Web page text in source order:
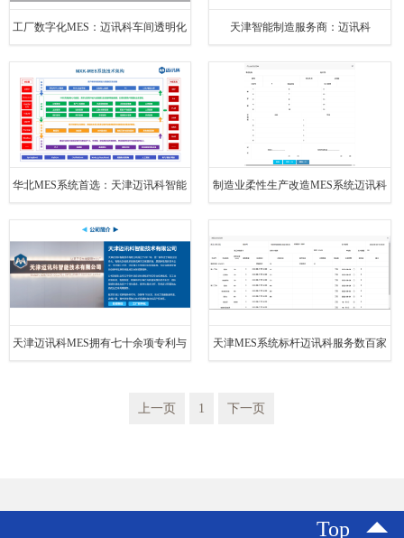
工厂数字化MES：迈讯科车间透明化 天津智能制造服务商：迈讯科
华北MES系统首选：天津迈讯科智能 制造业柔性生产改造MES系统迈讯科
天津迈讯科MES拥有七十余项专利与 天津MES系统标杆迈讯科服务数百家
上一页 1 下一页
Top